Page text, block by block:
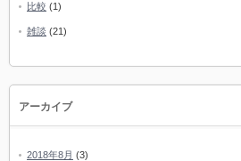
比較 (1)
雑談 (21)
アーカイブ
2018年8月 (3)